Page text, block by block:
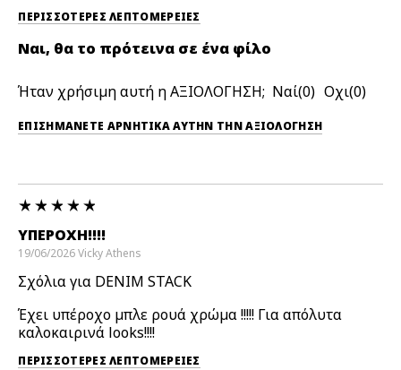
ΠΕΡΙΣΣΌΤΕΡΕΣ ΛΕΠΤΟΜΈΡΕΙΕΣ
Ναι, θα το πρότεινα σε ένα φίλο
Ήταν χρήσιμη αυτή η ΑΞΙΟΛΟΓΗΣΗ; 0 0
ΕΠΙΣΗΜΆΝΕΤΕ ΑΡΝΗΤΙΚΆ ΑΥΤΉΝ ΤΗΝ ΑΞΙΟΛΟΓΗΣΗ
ΥΠΈΡΟΧΗ!!!!
19/06/2026VickyAthens
Σχόλια για DENIM STACK
Έχει υπέροχο μπλε ρουά χρώμα !!!!! Για απόλυτα
καλοκαιρινά looks!!!!
ΠΕΡΙΣΣΌΤΕΡΕΣ ΛΕΠΤΟΜΈΡΕΙΕΣ